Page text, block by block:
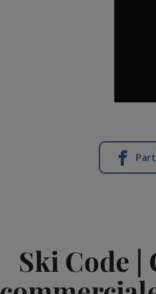
Ski Code |